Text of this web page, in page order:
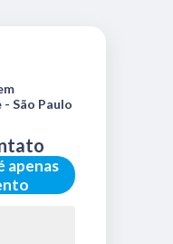
apenas
São Paulo